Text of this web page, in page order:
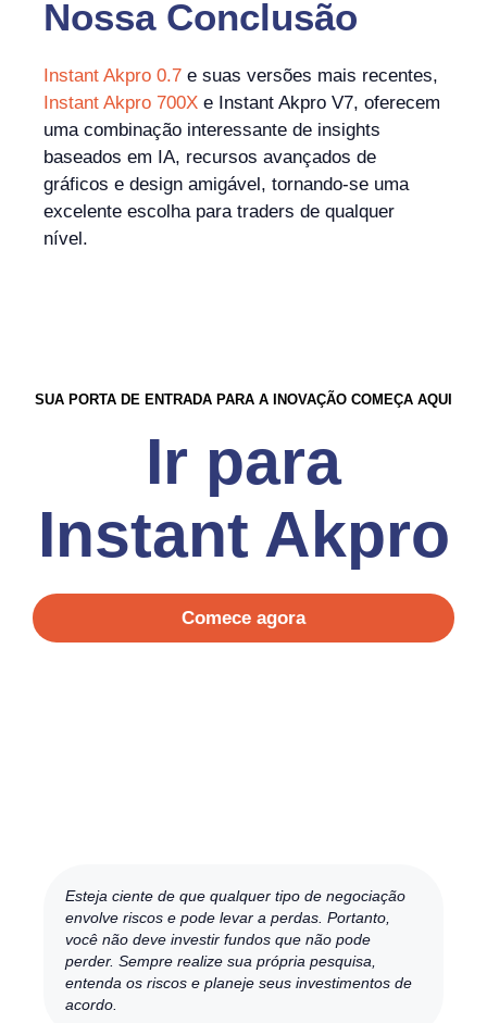
Nossa Conclusão
Instant Akpro 0.7 e suas versões mais recentes,
Instant Akpro 700X e Instant Akpro V7, oferecem
uma combinação interessante de insights
baseados em IA, recursos avançados de
gráficos e design amigável, tornando-se uma
excelente escolha para traders de qualquer
nível.
SUA PORTA DE ENTRADA PARA A INOVAÇÃO COMEÇA AQUI
Ir para
Instant Akpro
Comece agora
Esteja ciente de que qualquer tipo de negociação
envolve riscos e pode levar a perdas. Portanto,
você não deve investir fundos que não pode
perder. Sempre realize sua própria pesquisa,
entenda os riscos e planeje seus investimentos de
acordo.